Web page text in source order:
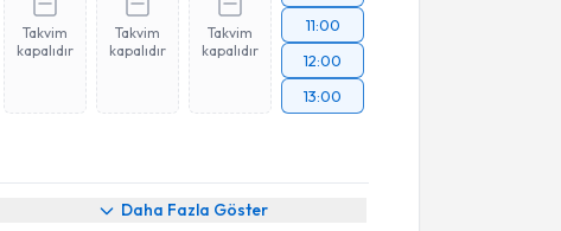
Takvim
kapalıdır
Takvim
kapalıdır
Takvim
kapalıdır
11:00
12:00
13:00
Daha Fazla Göster